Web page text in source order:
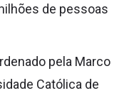
de pessoas
pela Marco
Católica de